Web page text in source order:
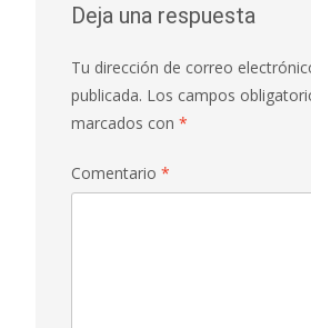
Deja una respuesta
Tu dirección de correo
publicada. Los campos
marcados con *
Comentario *